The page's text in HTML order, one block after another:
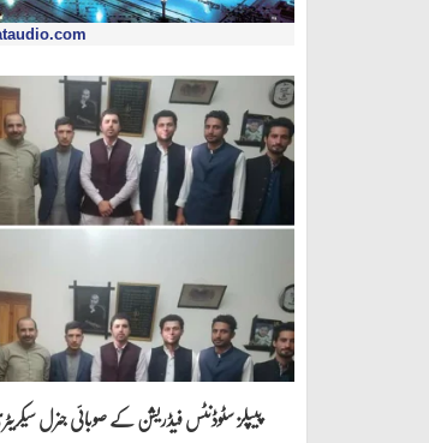
پیپلز سٹوڈنٹس فیڈریشن کے صوبائی جنرل